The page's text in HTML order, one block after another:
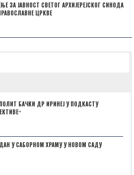
ЗА ЈАВНОСТ СВЕТОГ АРХИЈЕРЕЈСКОГ СИНОДА
ЦРКВЕ
БАЧКИ ДР ИРИНЕЈ У ПОДКАСТУ
У САБОРНОМ ХРАМУ У НОВОМ САДУ